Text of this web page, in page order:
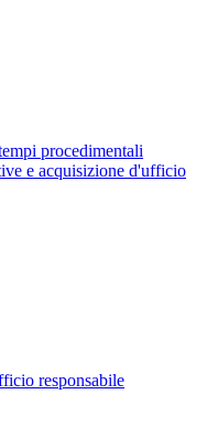
procedimentali
e acquisizione d'ufficio
responsabile